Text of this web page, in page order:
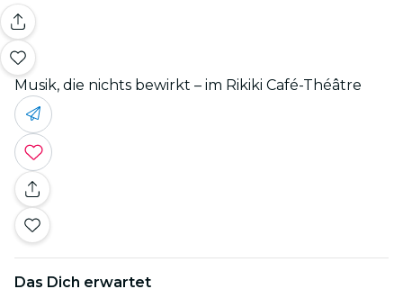
Musik, die nichts bewirkt – im Rikiki Café-Théâtre
Das Dich erwartet